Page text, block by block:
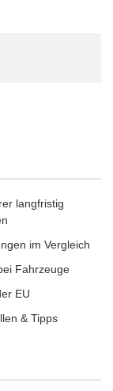
beweglichen
unter
zu,
die
langfristig
im Vergleich
Fahrzeuge
EU
& Tipps